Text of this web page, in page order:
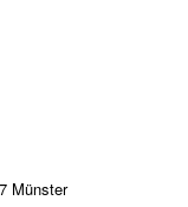
Münster